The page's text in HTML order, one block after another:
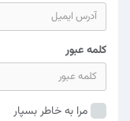
کلمه عبور
مرا به خاطر بسپار